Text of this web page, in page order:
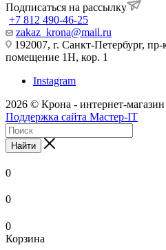
Подписаться на рассылку
+7 812 490-46-25
zakaz_krona@mail.ru
192007, г. Санкт-Петербург,
помещение 1Н, кор. 1
Instagram
2026 © Крона - интернет-магазин
Поддержка сайта Мастер-IT
Найти
0
0
0
Корзина